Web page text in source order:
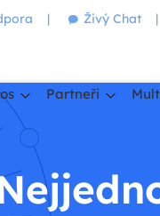
| Živý Chat |
Partneři